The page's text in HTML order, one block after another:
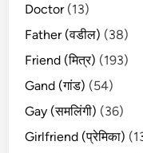
Doctor(13)
Father (वडील) (38)
Friend (मित्र) (193)
Gand (गांड) (54)
Gay (समलिंगी) (36)
Girlfriend (प्रेमिका)